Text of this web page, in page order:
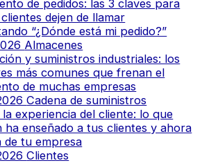
de pedidos: las 3 claves para
dejen de llamar
“¿Dónde está mi pedido?”
Almacenes
y suministros industriales: los
más comunes que frenan el
de muchas empresas
Cadena de suministros
experiencia del cliente: lo que
ha enseñado a tus clientes y ahora
de tu empresa
Clientes